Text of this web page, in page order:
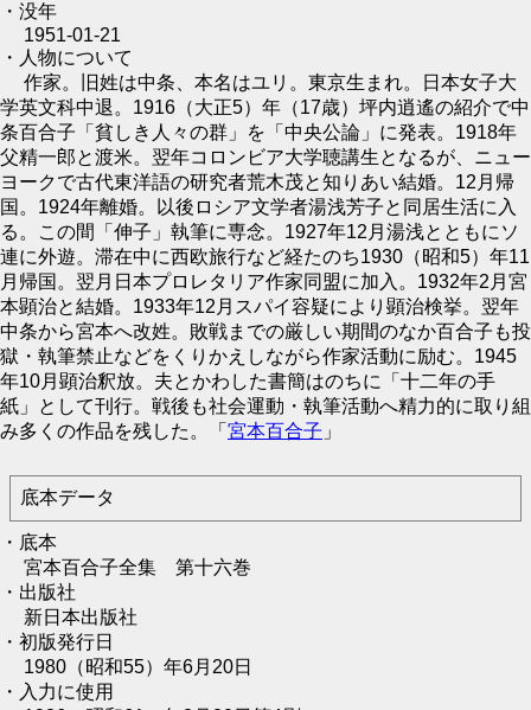
・没年
1951-01-21
・人物について
作家。旧姓は中条、本名はユリ。東京生まれ。日本女子大
学英文科中退。1916（大正5）年（17歳）坪内逍遙の紹介で中
条百合子「貧しき人々の群」を「中央公論」に発表。1918年
父精一郎と渡米。翌年コロンビア大学聴講生となるが、ニュー
ヨークで古代東洋語の研究者荒木茂と知りあい結婚。12月帰
国。1924年離婚。以後ロシア文学者湯浅芳子と同居生活に入
る。この間「伸子」執筆に専念。1927年12月湯浅とともにソ
連に外遊。滞在中に西欧旅行など経たのち1930（昭和5）年11
月帰国。翌月日本プロレタリア作家同盟に加入。1932年2月宮
本顕治と結婚。1933年12月スパイ容疑により顕治検挙。翌年
中条から宮本へ改姓。敗戦までの厳しい期間のなか百合子も投
獄・執筆禁止などをくりかえしながら作家活動に励む。1945
年10月顕治釈放。夫とかわした書簡はのちに「十二年の手
紙」として刊行。戦後も社会運動・執筆活動へ精力的に取り組
み多くの作品を残した。「 宮本百合子 」
底本データ
・底本
宮本百合子全集 第十六巻
・出版社
新日本出版社
・初版発行日
1980（昭和55）年6月20日
・入力に使用